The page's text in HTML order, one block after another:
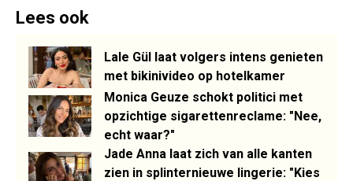
Lees ook
Lale Gül laat volgers intens genieten
met bikinivideo op hotelkamer
Monica Geuze schokt politici met
opzichtige sigarettenreclame: "Nee,
echt waar?"
Jade Anna laat zich van alle kanten
zien in splinternieuwe lingerie: "Kies